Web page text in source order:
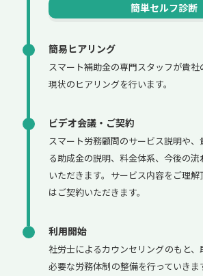
簡単セルフ診断
簡易ヒアリング
スマート補助金の専門スタッフが貴
現状のヒアリングを行います。
ビデオ会議・ご契約
スマート労務顧問のサービス説明や、
る助成金の説明、料金体系、今後の
いただきます。サービス内容をご理
はご契約いただきます。
利用開始
社労士によるカウンセリングのもと
必要な労務体制の整備を行っていき